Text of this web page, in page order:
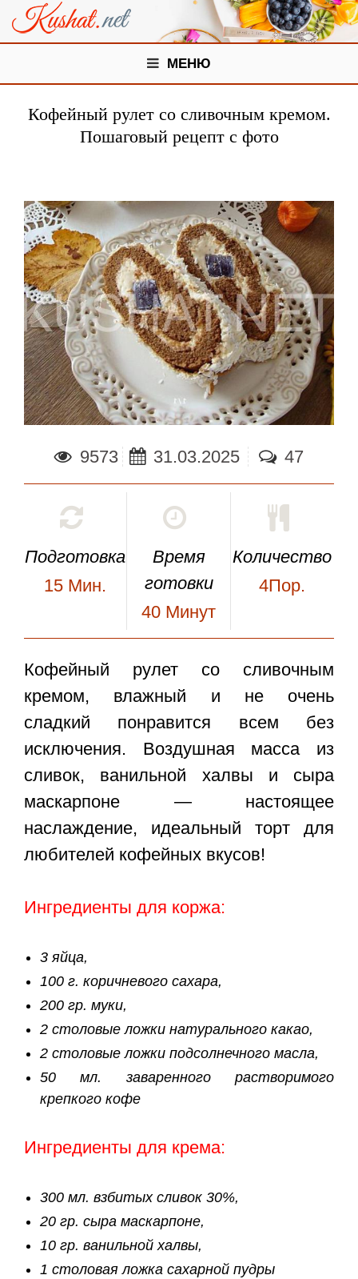
МЕНЮ
Кофейный рулет со сливочным кремом.
Пошаговый рецепт с фото
9573 31.03.2025 47
Подготовка
15 Мин.
Время
готовки
40 Минут
Количество
4Пор.
Кофейный рулет со сливочным
кремом, влажный и не очень
сладкий понравится всем без
исключения. Воздушная масса из
сливок, ванильной халвы и сыра
маскарпоне — настоящее
наслаждение, идеальный торт для
любителей кофейных вкусов!
Ингредиенты для коржа:
3 яйца,
100 г. коричневого сахара,
200 гр. муки,
2 столовые ложки натурального какао,
2 столовые ложки подсолнечного масла,
50 мл. заваренного растворимого
крепкого кофе
Ингредиенты для крема:
300 мл. взбитых сливок 30%,
20 гр. сыра маскарпоне,
10 гр. ванильной халвы,
1 столовая ложка сахарной пудры